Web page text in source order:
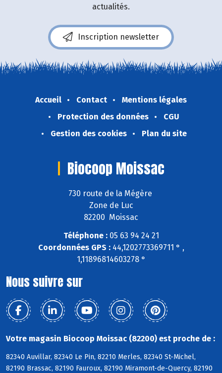
actualités.
Inscription newsletter
Accueil Contact
Mentions légales
Protection des données
CGU
Gestion des cookies
Plan du site
Biocoop Moissac
730 route de la Mégère
Zone de Luc
82200 Moissac
Téléphone :05 63 94 24 21
Coordonnées GPS :44,1202773369711 ° ,
1,11896814603278 °
Nous suivre sur
Votre magasin Biocoop Moissac (82200) est proche de :
82340 Auvillar, 82340 Le Pin, 82210 Merles, 82340 St-Michel,
82190 Brassac, 82190 Fauroux, 82190 Miramont-de-Quercy, 82190